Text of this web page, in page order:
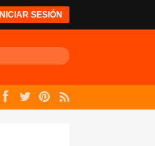
INICIAR SESIÓN